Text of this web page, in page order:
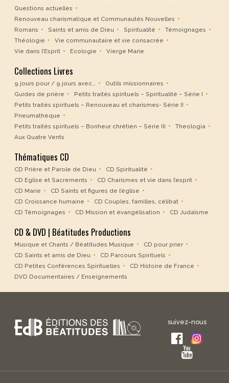
Questions actuelles
Renouveau charismatique et Communautés Nouvelles
Romans
Saints et amis de Dieu Spiritualité
Témoignages
Théologie
Vie communautaire et vie consacrée
Vie dans l’Esprit
Ecologie Vierge Marie
Collections Livres
9 jours pour / 9 jours avec…
Outils missionnaires
Guides de prière
Petits traités spirituels – Spiritualité – Série I
Petits traités spirituels – Renouveau et charismes- Série II
Pneumathèque
Petits traités spirituels – Bonheur chrétien – Série III
Theologia
Aux Quatre Vents
Thématiques CD
CD Prière et Parole de Dieu
CD Spiritualité
CD Eglise et Sacrements
CD Charismes et vie dans l’esprit
CD Marie
CD Saints et figures de l’église
CD Croissance humaine
CD Couples, familles, célibat
CD Témoignages
CD Mission et évangélisation CD Judaïsme
CD & DVD | Béatitudes Productions
Musique et Chants / Béatitudes Musique
CD pour prier
CD Saints et amis de Dieu
CD Parcours Spirituels
CD Petites Conférences Spirituelles
CD Histoire de France
DVD Documentaires / Enseignements
suivez-nous